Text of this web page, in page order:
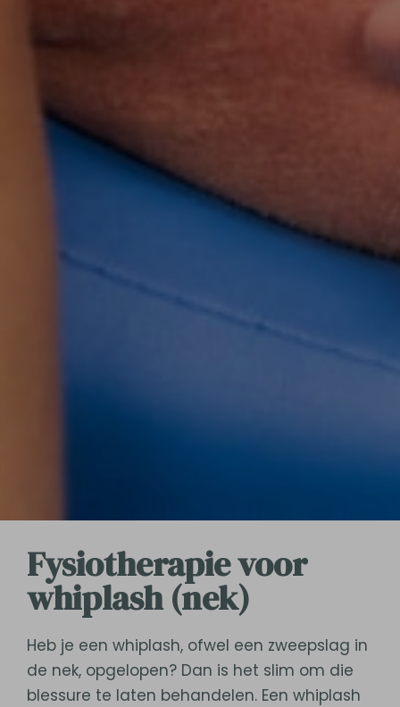
Fysiotherapie voor
whiplash (nek)
Heb je een whiplash, ofwel een zweepslag in
de nek, opgelopen? Dan is het slim om die
blessure te laten behandelen. Een whiplash